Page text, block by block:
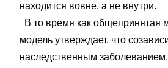
находится вовне, а не внутри.
В то время как общепринятая
модель утверждает, что
наследственным